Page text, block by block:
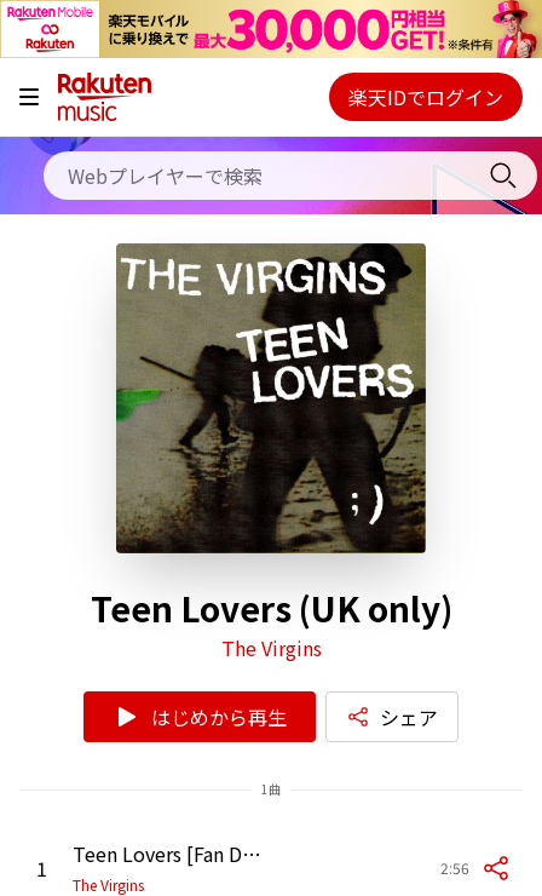
キャンペーン
料金プラン
使い方
初回30日間無料お試し
Webプレイヤー
ご契約内容の確認・変更
楽天IDでログイン
Teen Lovers (UK only)
The Virgins
はじめから再生 シェア
1曲
1 Teen Lovers [Fan Death Remix]
The Virgins
2:56